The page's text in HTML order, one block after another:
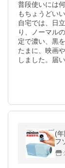
普段使いには
もちょうどい
自宅では、日
り、ノーマル
定で濃い、黒
たまに、映画
しました。届
(
フ
距